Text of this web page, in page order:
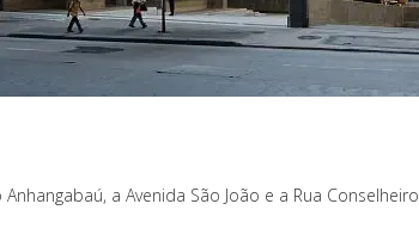
a Avenida São João e a Rua Conselheiro